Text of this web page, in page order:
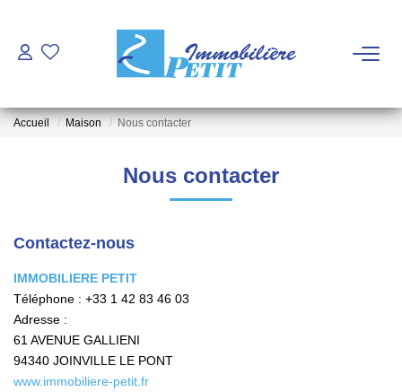
ESTIMATION
FAIRE GÉRER - LOUER
NOTRE AGENCE
Accueil Maison Nous contacter
Nous contacter
Contactez-nous
IMMOBILIERE PETIT
Téléphone : +33 1 42 83 46 03
Adresse :
61 AVENUE GALLIENI
94340 JOINVILLE LE PONT
www.immobiliere-petit.fr